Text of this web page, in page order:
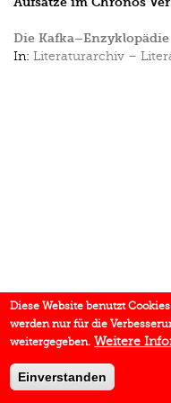
Die Kafka–Enzyklopädie
In: Literaturarchiv –
Diese Website benutzt
werden nur für die
weitergegeben. Weitere
Einverstanden